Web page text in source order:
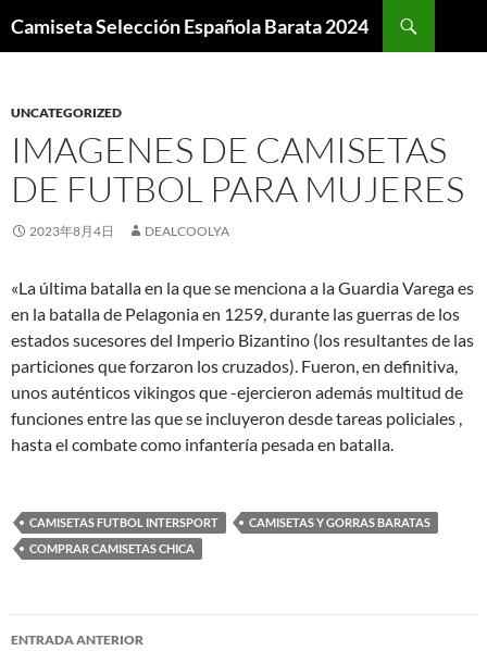
Camiseta Selección Española Barata 2024
UNCATEGORIZED
IMAGENES DE CAMISETAS
DE FUTBOL PARA MUJERES
2023年8月4日 DEALCOOLYA
«La última batalla en la que se menciona a la Guardia Varega es
en la batalla de Pelagonia en 1259, durante las guerras de los
estados sucesores del Imperio Bizantino (los resultantes de las
particiones que forzaron los cruzados). Fueron, en definitiva,
unos auténticos vikingos que -ejercieron además multitud de
funciones entre las que se incluyeron desde tareas policiales ,
hasta el combate como infantería pesada en batalla.
CAMISETAS FUTBOL INTERSPORT
CAMISETAS Y GORRAS BARATAS
COMPRAR CAMISETAS CHICA
Navegación
ENTRADA ANTERIOR